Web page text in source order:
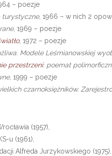
– poezje
turystyczne, 1966 – w nich 2
, 1969 – poezje
, 1972 – poezje
Modele Leśmianowskiej
przestrzeni: poemat
, 1999 – poezje
czarnoksiężników.
(1957),
u (1961),
Alfreda Jurzykowskiego (1975),